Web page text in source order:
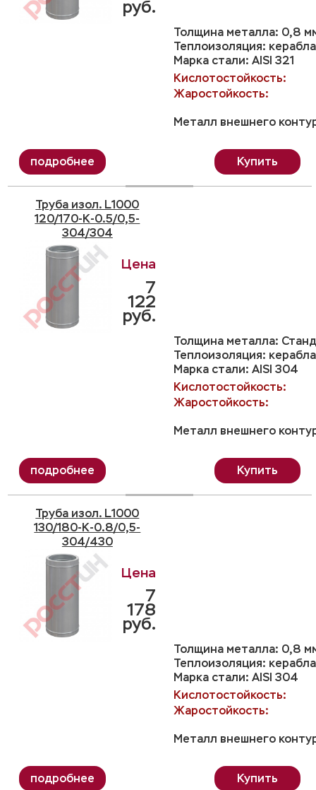
Толщина металла: 0,8
Теплоизоляция:
Марка стали: AISI 321
Кислотостойкость:
Жаростойкость:
Металл внешнего
руб.
Купить
Труба изол. L1000
120/170-K-0.5/0,5-
304/304
Толщина металла:
Теплоизоляция:
Марка стали: AISI 304
Кислотостойкость:
Жаростойкость:
Металл внешнего
7
122
руб.
Купить
Труба изол. L1000
130/180-K-0.8/0,5-
304/430
Толщина металла: 0,8
Теплоизоляция:
Марка стали: AISI 304
Кислотостойкость:
Жаростойкость:
Металл внешнего
7
178
руб.
Купить